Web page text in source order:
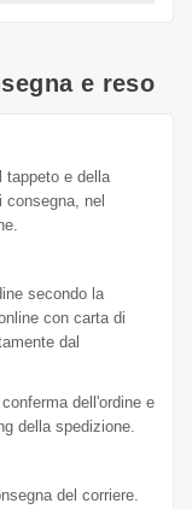
e reso
tappeto e della
nel
secondo la
con carta di
dal
dell'ordine e
della spedizione.
del corriere.